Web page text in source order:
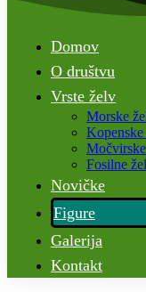
Domov
O društvu
Vrste želv
Morske
Kopenske
Fosilne
Novičke
Figure
Galerija
Kontakt